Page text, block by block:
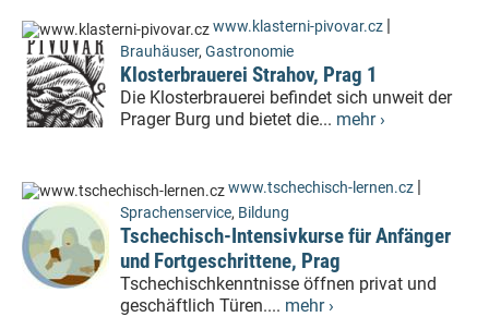
www.klasterni-pivovar.cz |
Brauhäuser, Gastronomie
Klosterbrauerei Strahov, Prag 1
Die Klosterbrauerei befindet sich unweit der
Prager Burg und bietet die... mehr ›
www.tschechisch-lernen.cz |
Sprachenservice, Bildung
Tschechisch-Intensivkurse für Anfänger
und Fortgeschrittene, Prag
Tschechischkenntnisse öffnen privat und
geschäftlich Türen.... mehr ›